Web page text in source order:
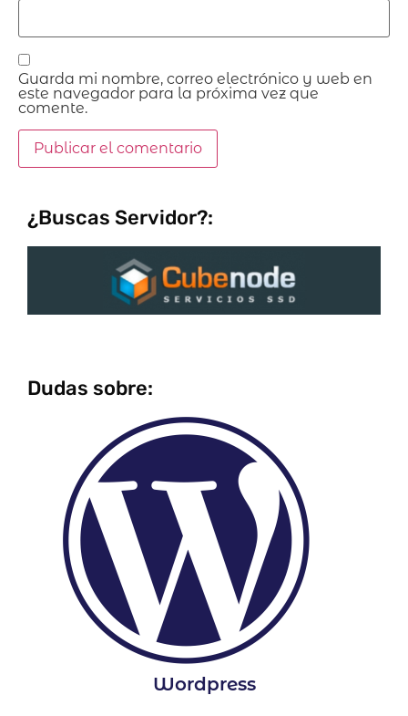
Guarda mi nombre, correo electrónico y web en
este navegador para la próxima vez que
comente.
¿Buscas Servidor?:
Dudas sobre:
Wordpress